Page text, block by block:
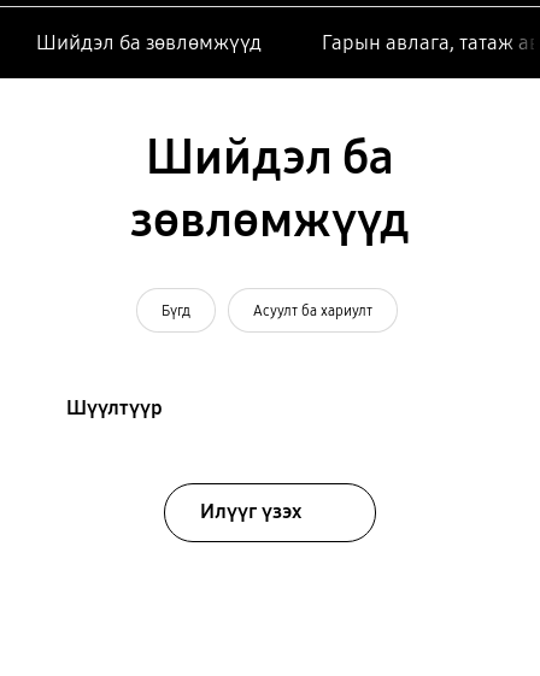
Шийдэл ба зөвлөмжүүд Гарын авлага, татаж
Шийдэл ба
зөвлөмжүүд
Бүгд Асуулт ба хариулт
Шүүлтүүр
Илүүг үзэх